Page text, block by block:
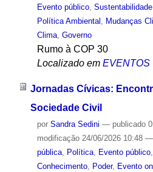
Evento público, Sustentabilidade,
Política Ambiental
Mudanças
Clima, Governo
Rumo à COP 30
Localizado em EVENTOS
Jornadas Cívicas:
Sociedade Civil
por Sandra Sedini — publicado
modificação24/06/2026 10:48 —
pública, Política, Evento público,
Conhecimento, Poder, Evento